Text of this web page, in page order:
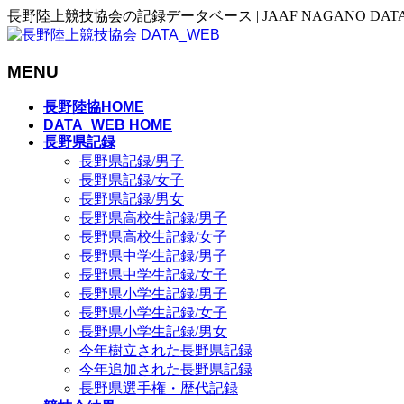
長野陸上競技協会の記録データベース | JAAF NAGANO
MENU
長野陸協HOME
DATA_WEB HOME
長野県記録
長野県記録/男子
長野県記録/女子
長野県記録/男女
長野県高校生記録/男子
長野県高校生記録/女子
長野県中学生記録/男子
長野県中学生記録/女子
長野県小学生記録/男子
長野県小学生記録/女子
長野県小学生記録/男女
今年樹立された長野県記録
今年追加された長野県記録
長野県選手権・歴代記録